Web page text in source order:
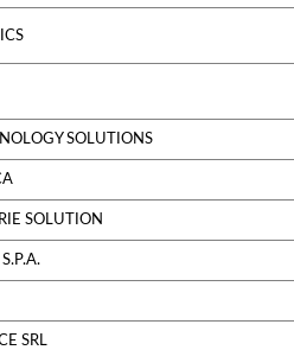
SOLUTIONS
SOLUTION
SRL